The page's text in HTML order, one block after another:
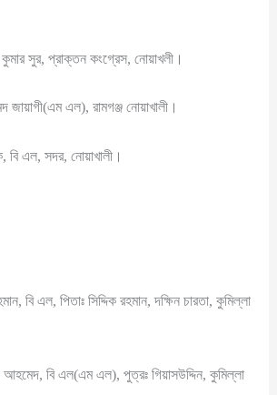
কুমার সুর, প্রাক্তন কংগ্রেস, নোয়াখলী।
এল), রামগঞ্জ নোয়াখালী।
এল, সদর, নোয়াখালী।
বি এল, পিতাঃ সিদ্দিক রহমান, দক্ষিন চারতা, কুমিল্লা
বি এল(এম এল), পুত্রঃ গিয়াসউদ্দিন, কুমিল্লা